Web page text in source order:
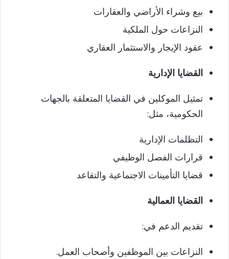
بيع وشراء الأراضي والعقارات
النزاعات حول الملكية
عقود الإيجار والاستثمار العقاري
القضايا الإدارية
تمثيل الموكلين في القضايا المتعلقة بالجهات
الحكومية، مثل:
التظلمات الإدارية
قرارات الفصل الوظيفي
قضايا التأمينات الاجتماعية والتقاعد
القضايا العمالية
تقديم الدعم في:
النزاعات بين الموظفين وأصحاب العمل.